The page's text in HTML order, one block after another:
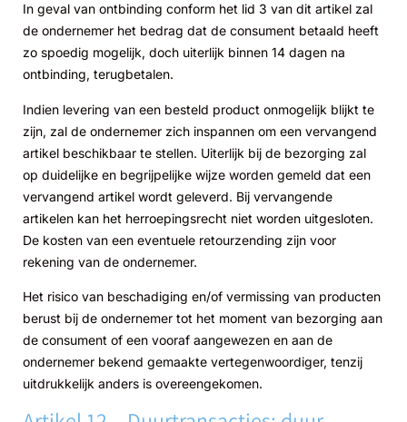
In geval van ontbinding conform het lid 3 van dit artikel zal
de ondernemer het bedrag dat de consument betaald heeft
zo spoedig mogelijk, doch uiterlijk binnen 14 dagen na
ontbinding, terugbetalen.
Indien levering van een besteld product onmogelijk blijkt te
zijn, zal de ondernemer zich inspannen om een vervangend
artikel beschikbaar te stellen. Uiterlijk bij de bezorging zal
op duidelijke en begrijpelijke wijze worden gemeld dat een
vervangend artikel wordt geleverd. Bij vervangende
artikelen kan het herroepingsrecht niet worden uitgesloten.
De kosten van een eventuele retourzending zijn voor
rekening van de ondernemer.
Het risico van beschadiging en/of vermissing van producten
berust bij de ondernemer tot het moment van bezorging aan
de consument of een vooraf aangewezen en aan de
ondernemer bekend gemaakte vertegenwoordiger, tenzij
uitdrukkelijk anders is overeengekomen.